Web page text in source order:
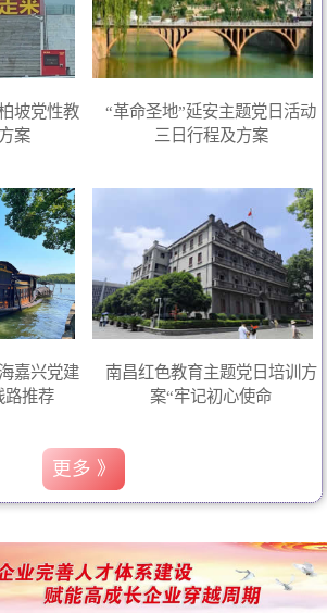
坡党性教
案
“革命圣地”延安主题党日活动
三日行程及方案
嘉兴党建
路推荐
南昌红色教育主题党日培训方
案“牢记初心使命
更多 》